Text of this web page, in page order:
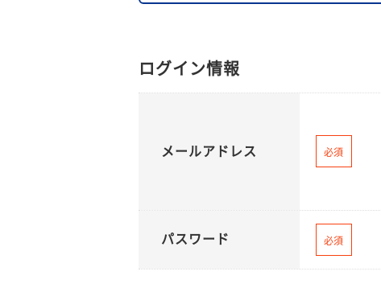
ログイン情報
メールアドレス 必須
パスワード 必須